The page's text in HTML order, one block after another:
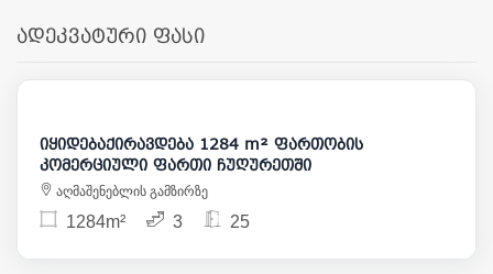
ადეკვატური ფასი
5 000 000
იყიდებაქირავდება 1284 m² ფართობის
კომერციული ფართი ჩუღურეთში
აღმაშენებლის გამზირზე
1284m² 3 25